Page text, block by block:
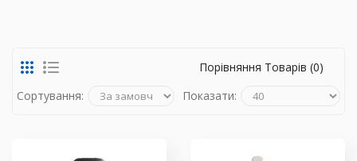
Порівняння Товарів (0)
Сортування:
Показати: